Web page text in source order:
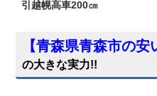
引越幌高車200㎝
【青森県青森市の安
の大きな実力!!